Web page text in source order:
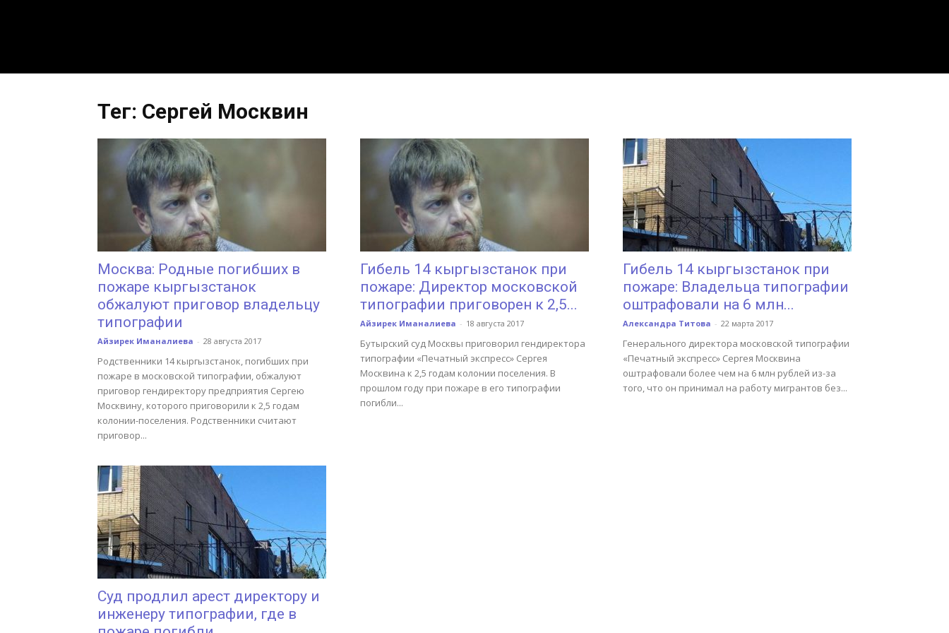
Тег: Сергей Москвин
Москва: Родные погибших в
пожаре кыргызстанок
обжалуют приговор владельцу
типографии
Айзирек Иманалиева - 28 августа 2017
Родственники 14 кыргызстанок, погибших при
пожаре в московской типографии, обжалуют
приговор гендиректору предприятия Сергею
Москвину, которого приговорили к 2,5 годам
колонии-поселения. Родственники считают
приговор...
Гибель 14 кыргызстанок при
пожаре: Директор московской
типографии приговорен к 2,5...
Айзирек Иманалиева - 18 августа 2017
Бутырский суд Москвы приговорил гендиректора
типографии «Печатный экспресс» Сергея
Москвина к 2,5 годам колонии поселения. В
прошлом году при пожаре в его типографии
погибли...
Гибель 14 кыргызстанок при
пожаре: Владельца типографии
оштрафовали на 6 млн...
Александра Титова - 22 марта 2017
Генерального директора московской типографии
«Печатный экспресс» Сергея Москвина
оштрафовали более чем на 6 млн рублей из-за
того, что он принимал на работу мигрантов без...
Суд продлил арест директору и
инженеру типографии, где в